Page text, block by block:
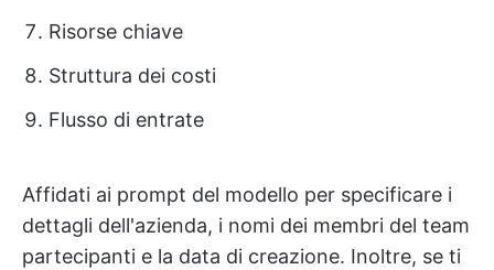
Risorse chiave
Struttura dei costi
Flusso di entrate
Affidati ai prompt del modello per specificare i
dettagli dell'azienda, i nomi dei membri del team
partecipanti e la data di creazione. Inoltre, se ti